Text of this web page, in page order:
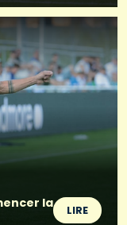
la
LIRE